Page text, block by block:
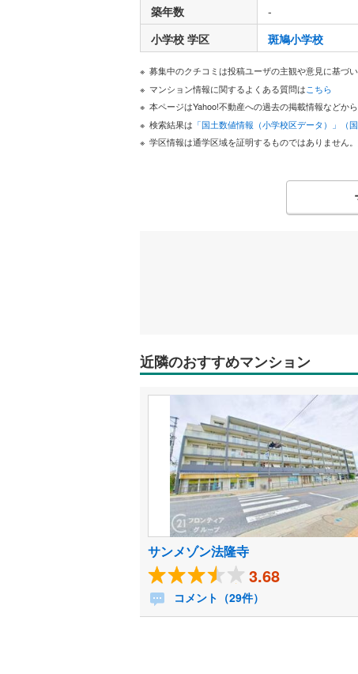
築年数
-
小学校 学区
斑鳩小学校
募集中のクチコミは投稿ユーザの主観や意見に基づ
マンション情報に関するよくある質問はこちら
本ページはYahoo!不動産への過去の掲載情報などか
検索結果は 「国土数値情報（小学校区データ）」（国
学区情報は通学区域を証明するものではありません
近隣のおすすめマンション
サンメゾン法隆寺
3.68
コメント（29件）